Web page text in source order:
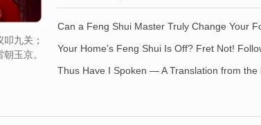
九关；
玉京。